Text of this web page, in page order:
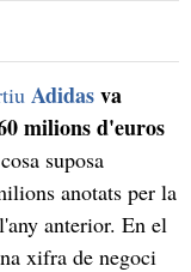
Adidasva
milions d'euros
suposa
anotats per la
anterior. En el
xifra de negoci